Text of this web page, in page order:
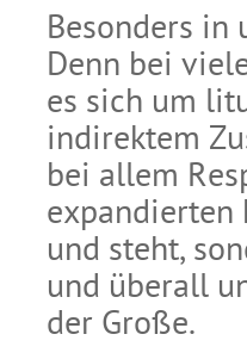
Besonders in
Denn bei
es sich um
indirektem
bei allem
und steht,
und überall
der Große.